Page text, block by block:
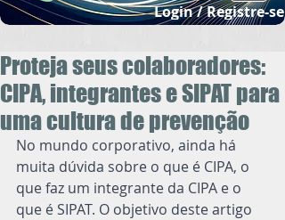
Login / Registre-se
Proteja seus colaboradores:
CIPA, integrantes e SIPAT para
uma cultura de prevenção
No mundo corporativo, ainda há
muita dúvida sobre o que é CIPA, o
que faz um integrante da CIPA e o
que é SIPAT. O objetivo deste artigo